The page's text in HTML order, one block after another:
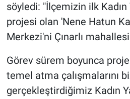
söyledi: "İlçemizin ilk
projesi olan 'Nene Hatun
Merkezi'ni Çınarlı
Görev sürem boyunca
temel atma çalışmalarını
gerçekleştirdiğimiz Kadın